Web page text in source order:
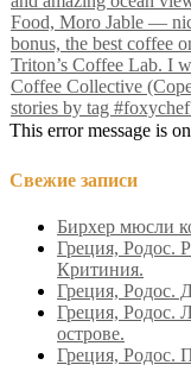
This error message is
Свежие записи
Бирхер мюсли
Греция, Родос.
Критиния.
Греция, Родос.
Греция, Родос.
острове.
Греция, Родос.